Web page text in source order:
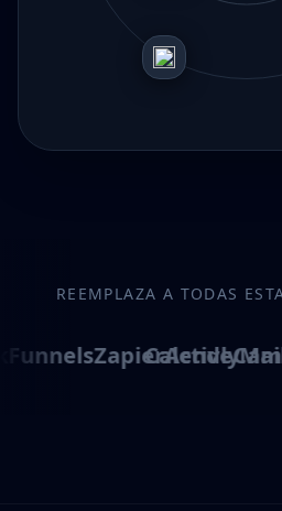
REEMPLAZA A TODAS
ZapierCalendly